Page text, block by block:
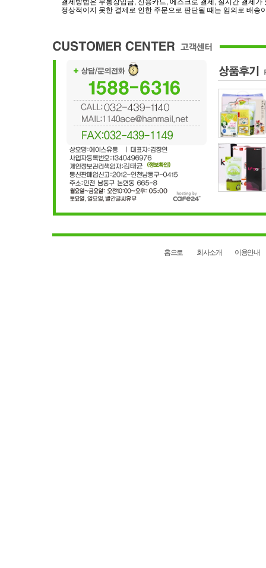
결제방법은 무통장입금, 신용카드, 에스크로 결제, 실시간 결제가
정상적이지 못한 결제로 인한 주문으로 판단될 때는 임의로 배송
홈으로 회사소개 이용안내